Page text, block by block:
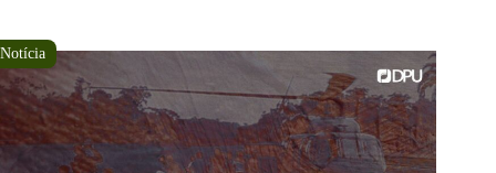
com
foco
na
segurança
alimentar